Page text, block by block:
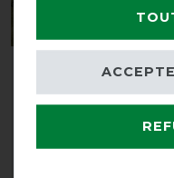
Bucas Buzz-Off Rain